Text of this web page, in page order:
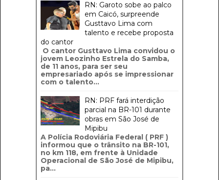
RN: Garoto sobe ao palco
em Caicó, surpreende
Gusttavo Lima com
talento e recebe proposta
do cantor
O cantor Gusttavo Lima convidou o
jovem Leozinho Estrela do Samba,
de 11 anos, para ser seu
empresariado após se impressionar
com o talento...
RN: PRF fará interdição
parcial na BR-101 durante
obras em São José de
Mipibu
A Polícia Rodoviária Federal ( PRF )
informou que o trânsito na BR-101,
no km 118, em frente à Unidade
Operacional de São José de Mipibu,
pa...